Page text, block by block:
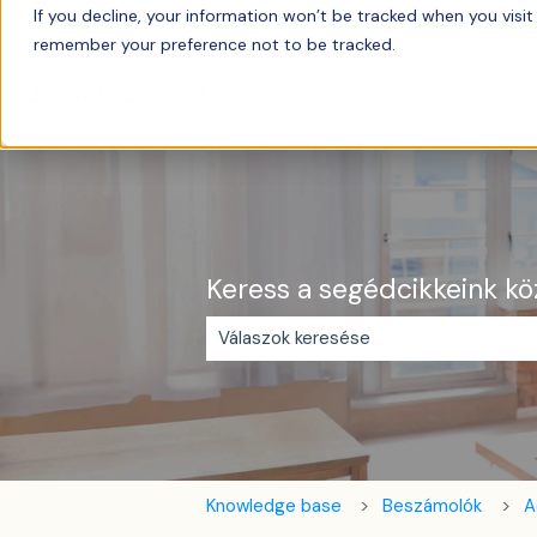
If you decline, your information won’t be tracked when you
remember your preference not to be tracked.
MagyarAlmenü megjelenítése fordításokhoz
Keress a segédcikkeink
Nincs javaslat, mert üres a
Knowledge base Beszámolók